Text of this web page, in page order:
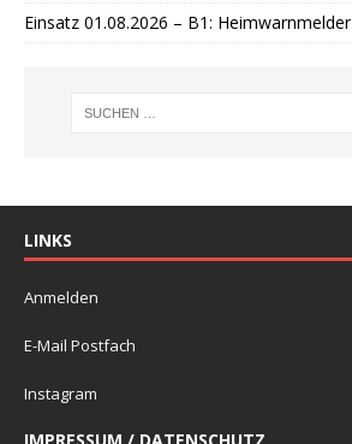
Einsatz 01.08.2026 – B1: Heimwarnmelder
LINKS
Anmelden
E-Mail Postfach
Instagram